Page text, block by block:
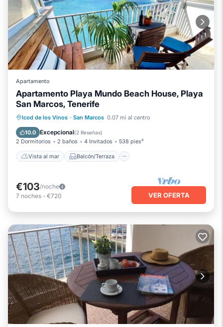
Apartamento
Apartamento Playa Mundo Beach House, Playa
San Marcos, Tenerife
Icod de los Vinos · San Marcos 0.07 mi al centro
10.0 Excepcional(2 Reseñas)
2 Dormitorios 2 baños 4 Invitados 538 pies²
Vista al mar Balcón/Terraza
Vista al mar
Balcón/Terraza
Vistas
Cocina
€103/noche
7 noches - €720 VER OFERTA